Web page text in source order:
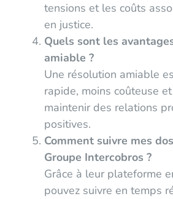
tensions et les coûts
en justice.
Quels sont les
amiable ?
Une résolution amiable
rapide, moins coûteuse
maintenir des relations
positives.
Comment suivre mes
Groupe Intercobros ?
Grâce à leur plateforme
pouvez suivre en temps